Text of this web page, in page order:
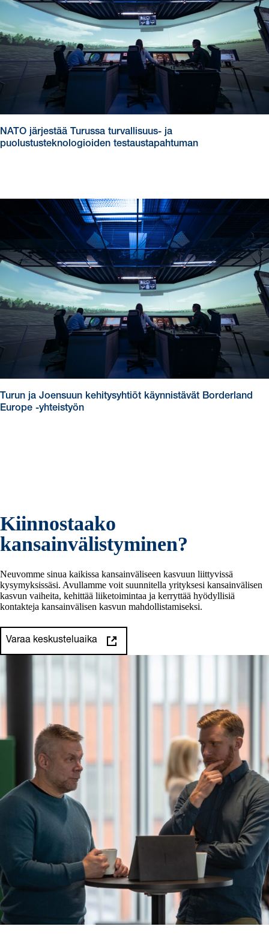
NATO järjestää Turussa turvallisuus- ja
puolustusteknologioiden testaustapahtuman
Turun ja Joensuun kehitysyhtiöt käynnistävät Borderland
Europe -yhteistyön
Kiinnostaako
kansainvälistyminen?
Neuvomme sinua kaikissa kansainväliseen kasvuun liittyvissä
kysymyksissäsi. Avullamme voit suunnitella yrityksesi kansainvälisen
kasvun vaiheita, kehittää liiketoimintaa ja kerryttää hyödyllisiä
kontakteja kansainvälisen kasvun mahdollistamiseksi.
Varaa keskusteluaika